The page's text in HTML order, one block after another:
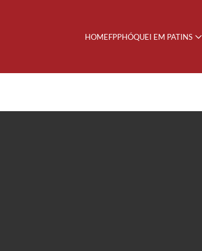
HOMEFPPHÓQUEI EM PATINS